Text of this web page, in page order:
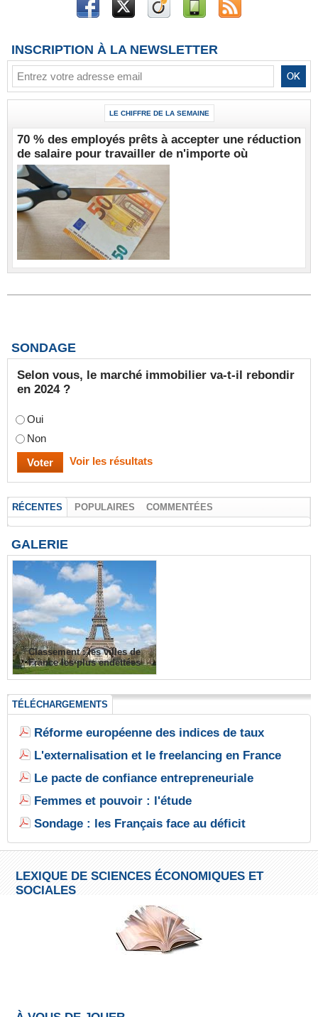
INSCRIPTION À LA NEWSLETTER
LE CHIFFRE DE LA SEMAINE
70 % des employés prêts à accepter une réduction
de salaire pour travailler de n'importe où
SONDAGE
Selon vous, le marché immobilier va-t-il rebondir
en 2024 ?
Oui
Non
Voir les résultats
RÉCENTES POPULAIRES COMMENTÉES
GALERIE
Classement : les villes de
France les plus endettées
TÉLÉCHARGEMENTS
Réforme européenne des indices de taux
L'externalisation et le freelancing en France
Le pacte de confiance entrepreneuriale
Femmes et pouvoir : l'étude
Sondage : les Français face au déficit
LEXIQUE DE SCIENCES ÉCONOMIQUES ET
SOCIALES